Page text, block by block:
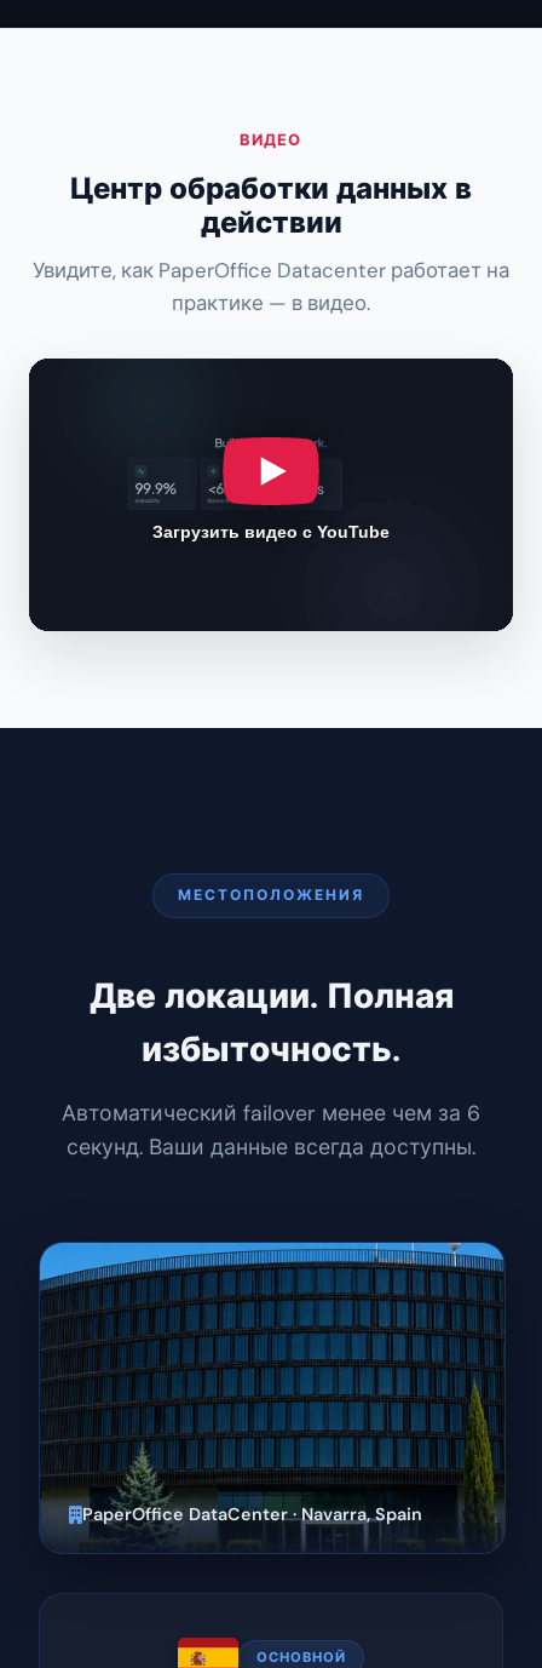
ВИДЕО
Центр обработки данных в
действии
Увидите, как PaperOffice Datacenter работает на
практике — в видео.
Загрузить видео с YouTube
МЕСТОПОЛОЖЕНИЯ
Две локации. Полная
избыточность.
Автоматический failover менее чем за 6
секунд. Ваши данные всегда доступны.
PaperOffice DataCenter · Navarra, Spain
ОСНОВНОЙ